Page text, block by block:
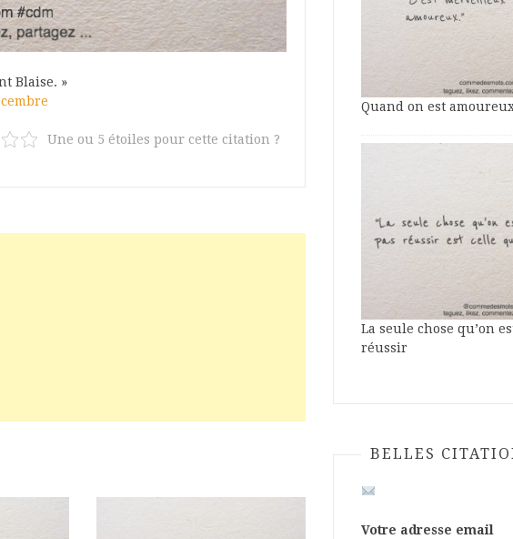
Blaise. »
Une ou 5 étoiles pour cette citation ?
Quand on est
La seule chose qu’on
réussir
BELLES
Votre adresse email